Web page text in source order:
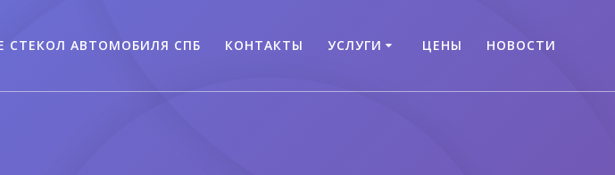
СТЕКОЛ АВТОМОБИЛЯ СПБ КОНТАКТЫ УСЛУГИ ЦЕНЫ НОВОСТИ